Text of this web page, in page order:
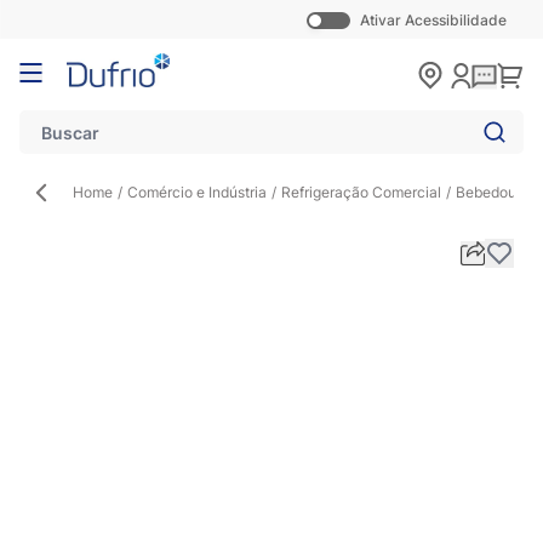
Ativar Acessibilidade
Pular para o conteúdo
Home / Comércio e Indústria / Refrigeração Comercial / Bebedouro